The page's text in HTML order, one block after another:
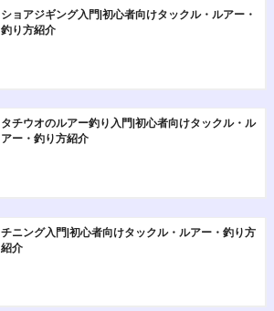
ショアジギング入門|初心者向けタックル・ルアー・
釣り方紹介
タチウオのルアー釣り入門|初心者向けタックル・ル
アー・釣り方紹介
チニング入門|初心者向けタックル・ルアー・釣り方
紹介